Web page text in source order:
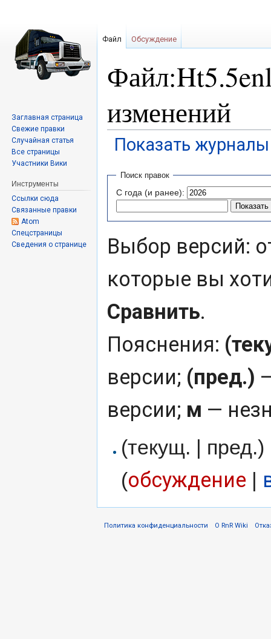
изменений
Показать
Перейти
навигации
Перейти
поиску
Поиск правок
С года (и ранее):
Выбор версий:
которые вы
Сравнить.
Пояснения:
версии; (пред.)
версии; м —
(текущ. | пред.)
(обсуждение |
Файл Обсуждение
Заглавная страница
Свежие правки
Случайная статья
Все страницы
Участники Вики
Инструменты
Ссылки сюда
Связанные правки
Atom
Спецстраницы
Сведения о странице
Политика конфиденциальности О RnR Wiki